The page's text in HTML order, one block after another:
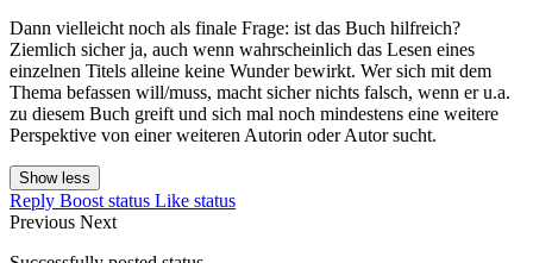
Dann vielleicht noch als finale Frage: ist das Buch hilfreich?
Ziemlich sicher ja, auch wenn wahrscheinlich das Lesen eines
einzelnen Titels alleine keine Wunder bewirkt. Wer sich mit dem
Thema befassen will/muss, macht sicher nichts falsch, wenn er u.a.
zu diesem Buch greift und sich mal noch mindestens eine weitere
Perspektive von einer weiteren Autorin oder Autor sucht.
Show less
Reply Boost status Like status
Previous Next